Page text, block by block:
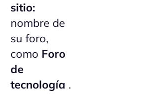
sitio:
nombre de
su foro,
como Foro
de
tecnología .